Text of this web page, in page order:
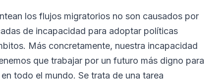
los flujos migratorios no son causados por
de incapacidad para adoptar políticas
Más concretamente, nuestra incapacidad
que trabajar por un futuro más digno para
todo el mundo. Se trata de una tarea